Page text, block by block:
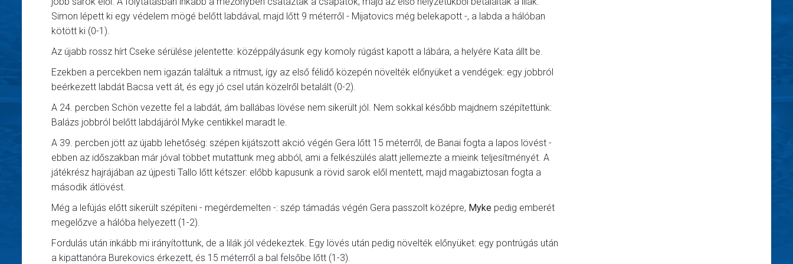
Simon lépett ki egy védelem mögé belőtt labdával, majd lőtt 9 méterről - Mijatovics még belekapott -, a labda a hálóban
kötött ki (0-1).
Az újabb rossz hírt Cseke sérülése jelentette: középpályásunk egy komoly rúgást kapott a lábára, a helyére Kata állt be.
Ezekben a percekben nem igazán találtuk a ritmust, így az első félidő közepén növelték előnyüket a vendégek: egy jobbról
beérkezett labdát Bacsa vett át, és egy jó csel után közelről betalált (0-2).
A 24. percben Schön vezette fel a labdát, ám ballábas lövése nem sikerült jól. Nem sokkal később majdnem szépítettünk:
Balázs jobbról belőtt labdájáról Myke centikkel maradt le.
A 39. percben jött az újabb lehetőség: szépen kijátszott akció végén Gera lőtt 15 méterről, de Banai fogta a lapos lövést -
ebben az időszakban már jóval többet mutattunk meg abból, ami a felkészülés alatt jellemezte a mieink teljesítményét. A
játékrész hajrájában az újpesti Tallo lőtt kétszer: előbb kapusunk a rövid sarok elől mentett, majd magabiztosan fogta a
második átlövést.
Még a lefújás előtt sikerült szépíteni - megérdemelten -: szép támadás végén Gera passzolt középre, Myke pedig emberét
megelőzve a hálóba helyezett (1-2).
Fordulás után inkább mi irányítottunk, de a lilák jól védekeztek. Egy lövés után pedig növelték előnyüket: egy pontrúgás után
a kipattanóra Burekovics érkezett, és 15 méterről a bal felsőbe lőtt (1-3).